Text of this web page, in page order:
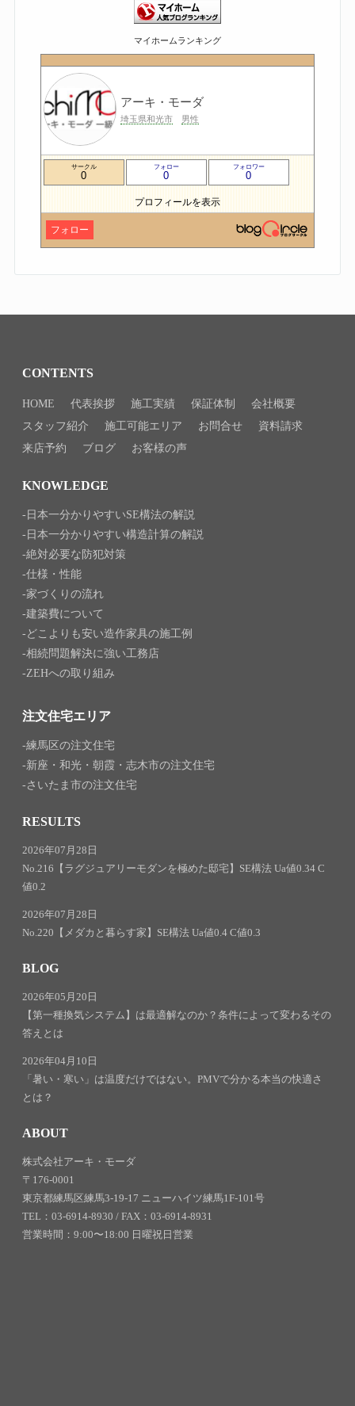
マイホームランキング
アーキ・モーダ
埼玉県和光市 男性
サークル
0
フォロー
0
フォロワー
0
プロフィールを表示
フォロー
CONTENTS
HOME 代表挨拶 施工実績 保証体制
会社概要
スタッフ紹介
施工可能エリア お問合せ
資料請求
来店予約
ブログ お客様の声
KNOWLEDGE
日本一分かりやすいSE構法の解説
日本一分かりやすい構造計算の解説
絶対必要な防犯対策
仕様・性能
家づくりの流れ
建築費について
どこよりも安い造作家具の施工例
相続問題解決に強い工務店
ZEHへの取り組み
注文住宅エリア
練馬区の注文住宅
新座・和光・朝霞・志木市の注文住宅
さいたま市の注文住宅
RESULTS
2026年07月28日
No.216【ラグジュアリーモダンを極めた邸宅】SE構法 Ua値0.34 C
値0.2
2026年07月28日
No.220【メダカと暮らす家】SE構法 Ua値0.4 C値0.3
BLOG
2026年05月20日
【第一種換気システム】は最適解なのか？条件によって変わるその
答えとは
2026年04月10日
「暑い・寒い」は温度だけではない。PMVで分かる本当の快適さ
とは？
ABOUT
株式会社アーキ・モーダ
〒176-0001
東京都練馬区練馬3-19-17 ニューハイツ練馬1F-101号
TEL：03-6914-8930 / FAX：03-6914-8931
営業時間：9:00〜18:00 日曜祝日営業